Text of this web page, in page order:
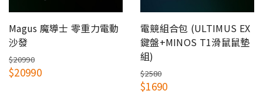
Magus 魔導士 零重力電動
沙發
$20990
$20990
電競組合包 (ULTIMUS EX
鍵盤+MINOS T1滑鼠鼠墊
組)
$2580
$1690